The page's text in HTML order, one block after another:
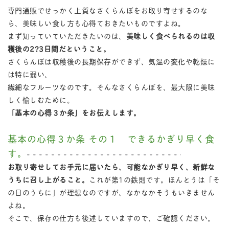
専門通販でせっかく上質なさくらんぼをお取り寄せするのな
ら、美味しい食し方も心得ておきたいものですよね。
まず知っていていただきたいのは、 美味しく食べられるのは収
穫後の2?3日間だということ。
さくらんぼは収穫後の長期保存ができず、気温の変化や乾燥に
は特に弱い、
繊細なフルーツなのです。そんなさくらんぼを、最大限に美味
しく愉しむために。
「基本の心得３か条」をお伝えします。
基本の心得３か条 その１ できるかぎり早く食
す。
お取り寄せしてお手元に届いたら、可能なかぎり早く、新鮮な
うちに召し上がること。 これが第1の鉄則です。ほんとうは「そ
の日のうちに」が理想なのですが、なかなかそうもいきません
よね。
そこで、保存の仕方も後述していますので、ご確認ください。